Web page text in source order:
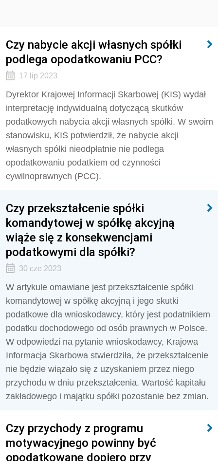
Czy nabycie akcji własnych spółki
podlega opodatkowaniu PCC?
17 lip 2023
Dyrektor Krajowej Informacji Skarbowej (KIS) wydał
interpretację indywidualną dotyczącą skutków
podatkowych nabycia akcji własnych spółki. W swoim
stanowisku, KIS potwierdził, że nabycie akcji
własnych spółki nieodpłatnie nie podlega
opodatkowaniu podatkiem od czynności
cywilnoprawnych (PCC).
Czy przekształcenie spółki
komandytowej w spółkę akcyjną
wiąże się z konsekwencjami
podatkowymi dla spółki?
30 cze 2023
W artykule omawiane jest przekształcenie spółki
komandytowej w spółkę akcyjną i jego skutki
podatkowe dla wnioskodawcy, który jest podatnikiem
podatku dochodowego od osób prawnych w Polsce.
W odpowiedzi na pytanie wnioskodawcy, Krajowa
Informacja Skarbowa stwierdziła, że przekształcenie
nie będzie wiązało się z uzyskaniem przez niego
przychodu w dniu przekształcenia. Wartość kapitału
zakładowego i majątku spółki pozostanie bez zmian.
Czy przychody z programu
motywacyjnego powinny być
opodatkowane dopiero przy